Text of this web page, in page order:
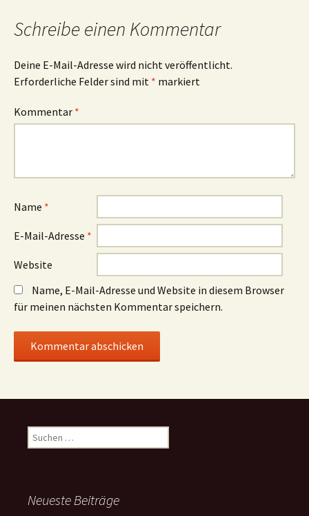
Schreibe einen Kommentar
Deine E-Mail-Adresse wird nicht veröffentlicht.
Erforderliche Felder sind mit * markiert
Kommentar *
Name *
E-Mail-Adresse *
Website
Name, E-Mail-Adresse und Website in diesem Browser
für meinen nächsten Kommentar speichern.
Suchen
nach:
Neueste Beiträge